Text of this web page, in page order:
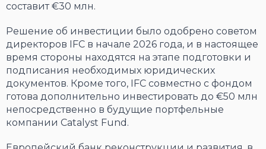
составит €30 млн.
Решение об инвестиции было одобрено советом
директоров IFC в начале 2026 года, и в настоящее
время стороны находятся на этапе подготовки и
подписания необходимых юридических
документов. Кроме того, IFC совместно с фондом
готова дополнительно инвестировать до €50 млн
непосредственно в будущие портфельные
компании Catalyst Fund.